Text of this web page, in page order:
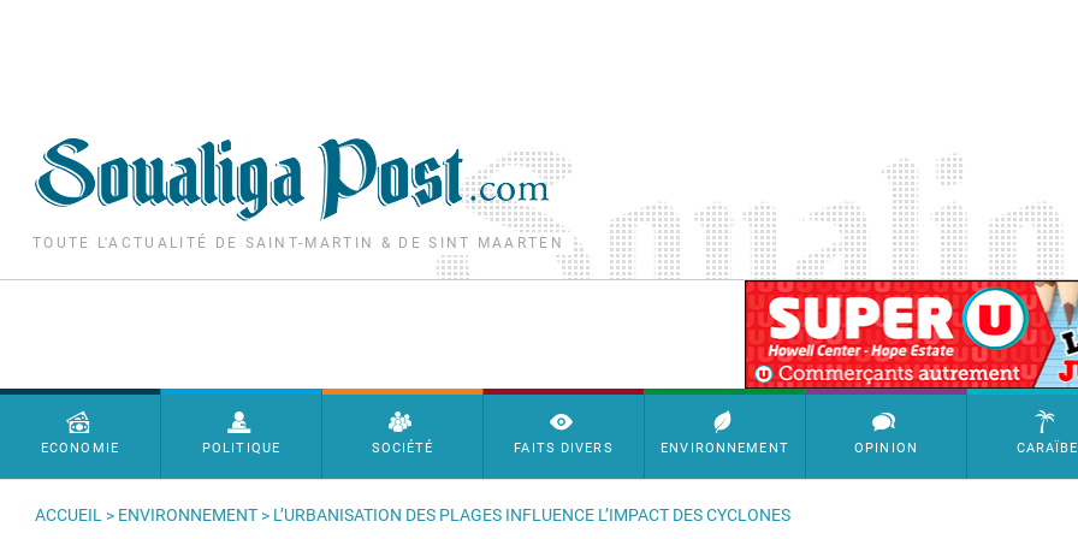
TOUTE L'ACTUALITÉ DE SAINT-MARTIN & DE SINT MAARTEN
SimpleAds Block Bannière
Menu principal
ECONOMIE POLITIQUE SOCIÉTÉ FAITS DIVERS ENVIRONNEMENT OPINION CARAÏBE
ACCUEIL > ENVIRONNEMENT > L’URBANISATION DES PLAGES INFLUENCE L’IMPACT DES CYCLONES